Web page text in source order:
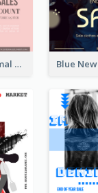
Clean And Minimal Rose Portrait Poster Design